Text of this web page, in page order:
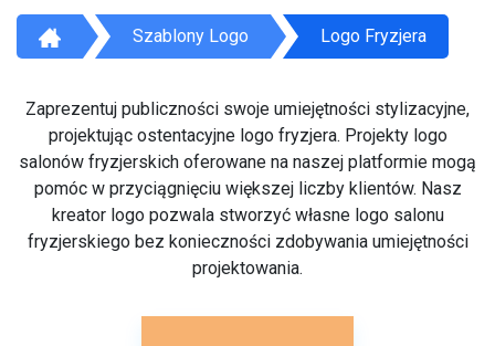
Szablony Logo Logo Fryzjera
Zaprezentuj publiczności swoje umiejętności stylizacyjne,
projektując ostentacyjne logo fryzjera. Projekty logo
salonów fryzjerskich oferowane na naszej platformie mogą
pomóc w przyciągnięciu większej liczby klientów. Nasz
kreator logo pozwala stworzyć własne logo salonu
fryzjerskiego bez konieczności zdobywania umiejętności
projektowania.